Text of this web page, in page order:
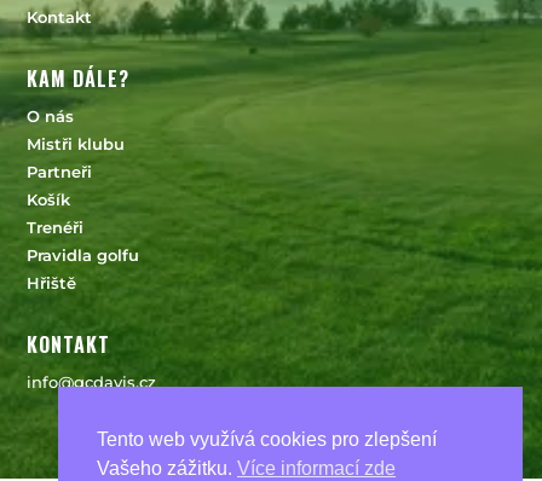
Kontakt
KAM DÁLE?
O nás
Mistři klubu
Partneři
Košík
Trenéři
Pravidla golfu
Hřiště
KONTAKT
info@gcdavis.cz
Tento web využívá cookies pro zlepšení
Vašeho zážitku. Více informací zde